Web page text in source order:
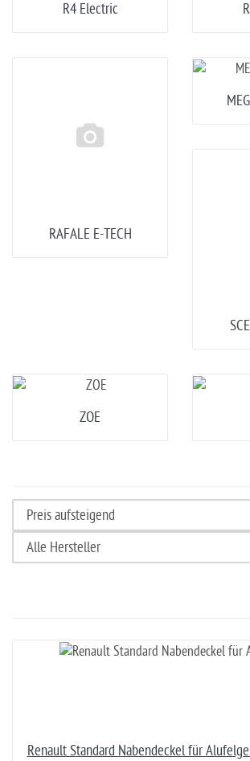
R4 Electric
RAFALE E-TECH
ZOE
Renault Standard Nabendeckel für